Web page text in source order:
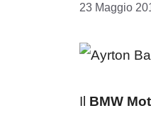
23 Maggio
Il BMW